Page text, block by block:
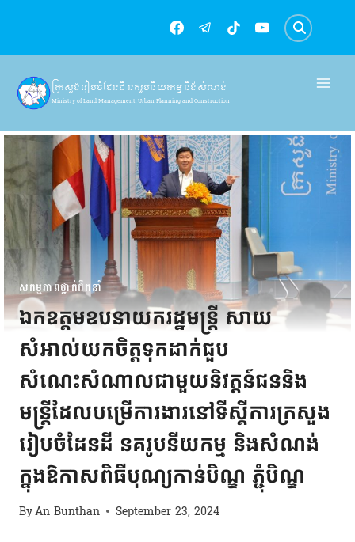
content
ក្រសួងរៀបចំដែនដី នគរូបនីយកម្ម និងសំណង់
Ministry of Land Management, Urban Planning and Construction
សកម្មភាពថ្នាក់ដឹកនាំ
ឯកឧត្តមឧបនាយករដ្ឋមន្ត្រី សាយ
សំអាល់យកចិត្តទុកដាក់ជួប
សំណេះសំណាលជាមួយនិវត្តន៍ជននិង
មន្ត្រីដែលបម្រើការងារនៅទីស្ដីការក្រសួង
រៀបចំដែនដី នគរូបនីយកម្ម និងសំណង់
ក្នុងឱកាសពិធីបុណ្យកាន់បិណ្ឌ ភ្ជុំបិណ្ឌ
ByAn Bunthan September 23, 2024